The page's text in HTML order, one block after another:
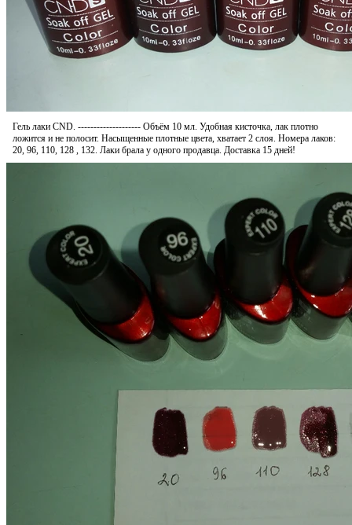
Гель лаки CND. -------------------- Объём 10 мл. Удобная кисточка, лак плотно
ложится и не полосит. Насыщенные плотные цвета, хватает 2 слоя. Номера лаков:
20, 96, 110, 128 , 132. Лаки брала у одного продавца. Доставка 15 дней!